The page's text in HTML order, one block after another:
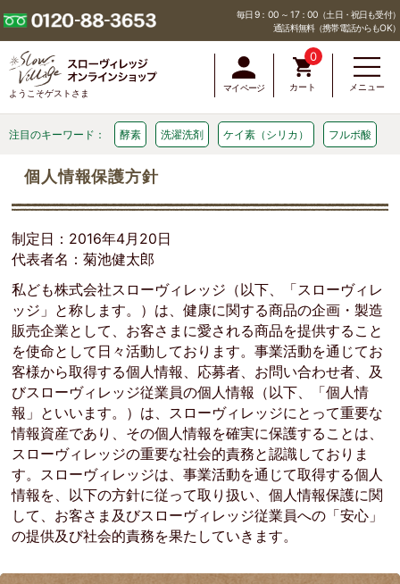
毎日 9：00 ～ 17：00（土日・祝日も受付）
通話料無料（携帯電話からもOK）
ようこそゲストさま
0
カート
マイページ メニュー
注目のキーワード： 酵素 洗濯洗剤 ケイ素（シリカ） フルボ酸
個人情報保護方針
制定日：2016年4月20日
代表者名：菊池健太郎
私ども株式会社スローヴィレッジ（以下、「スローヴィレ
ッジ」と称します。）は、健康に関する商品の企画・製造
販売企業として、お客さまに愛される商品を提供すること
を使命として日々活動しております。事業活動を通じてお
客様から取得する個人情報、応募者、お問い合わせ者、及
びスローヴィレッジ従業員の個人情報（以下、「個人情
報」といいます。）は、スローヴィレッジにとって重要な
情報資産であり、その個人情報を確実に保護することは、
スローヴィレッジの重要な社会的責務と認識しておりま
す。スローヴィレッジは、事業活動を通じて取得する個人
情報を、以下の方針に従って取り扱い、個人情報保護に関
して、お客さま及びスローヴィレッジ従業員への「安心」
の提供及び社会的責務を果たしていきます。